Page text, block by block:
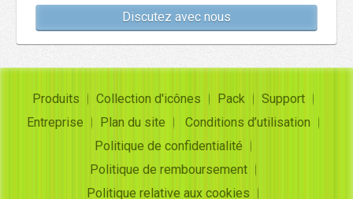
Discutez avec nous
Produits Collection d'icônes Pack
Support
Entreprise
Plan du site
Conditions d’utilisation
Politique de confidentialité
Politique de remboursement
Politique relative aux cookies